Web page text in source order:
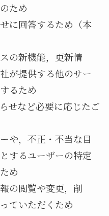
ため
に回答するため（本
の新機能，更新情
が提供する他のサー
るため
せなど必要に応じたご
や，不正・不当な目
するユーザーの特定
め
の閲覧や変更，削
ていただくため